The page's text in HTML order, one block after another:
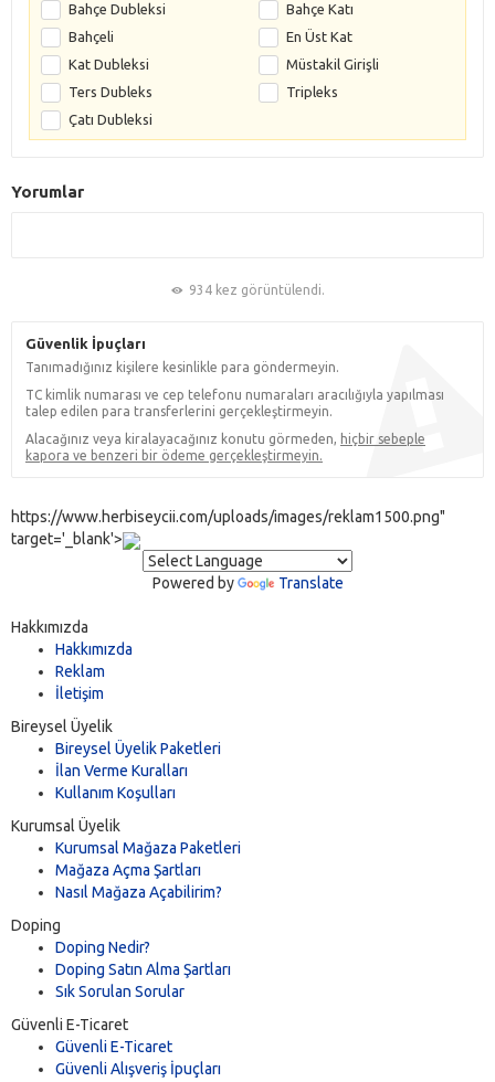
Bahçe Dubleksi
Bahçe Katı
Bahçeli
En Üst Kat
Kat Dubleksi
Müstakil Girişli
Ters Dubleks
Tripleks
Çatı Dubleksi
Yorumlar
934 kez görüntülendi.
Güvenlik İpuçları
Tanımadığınız kişilere kesinlikle para göndermeyin.
TC kimlik numarası ve cep telefonu numaraları aracılığıyla yapılması
talep edilen para transferlerini gerçekleştirmeyin.
Alacağınız veya kiralayacağınız konutu görmeden, hiçbir sebeple
kapora ve benzeri bir ödeme gerçekleştirmeyin.
https://www.herbiseycii.com/uploads/images/reklam1500.png"
target='_blank'>
Powered by Translate
Hakkımızda
Hakkımızda
Reklam
İletişim
Bireysel Üyelik
Bireysel Üyelik Paketleri
İlan Verme Kuralları
Kullanım Koşulları
Kurumsal Üyelik
Kurumsal Mağaza Paketleri
Mağaza Açma Şartları
Nasıl Mağaza Açabilirim?
Doping
Doping Nedir?
Doping Satın Alma Şartları
Sık Sorulan Sorular
Güvenli E-Ticaret
Güvenli E-Ticaret
Güvenli Alışveriş İpuçları